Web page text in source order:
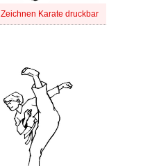
Zeichnen Karate druckbar